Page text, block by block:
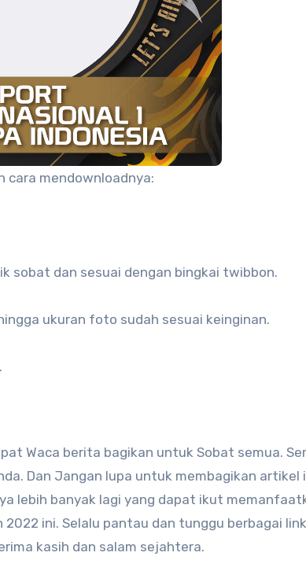
mendownloadnya:
sobat dan sesuai dengan bingkai twibbon.
ukuran foto sudah sesuai keinginan.
Waca berita bagikan untuk Sobat semua.
Dan Jangan lupa untuk membagikan artikel
lebih banyak lagi yang dapat ikut
ini. Selalu pantau dan tunggu berbagai link
kasih dan salam sejahtera.